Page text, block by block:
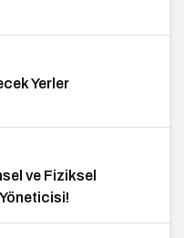
Yerler
ve Fiziksel
Yöneticisi!